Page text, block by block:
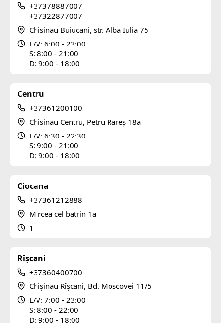
+37378887007
+37322877007
Chisinau Buiucani, str. Alba Iulia 75
L/V: 6:00 - 23:00
S: 8:00 - 21:00
D: 9:00 - 18:00
Centru
+37361200100
Chisinau Centru, Petru Rareș 18a
L/V: 6:30 - 22:30
S: 9:00 - 21:00
D: 9:00 - 18:00
Ciocana
+37361212888
Mircea cel batrin 1a
1
Rîșcani
+37360400700
Chișinau Rîșcani, Bd. Moscovei 11/5
L/V: 7:00 - 23:00
S: 8:00 - 22:00
D: 9:00 - 18:00